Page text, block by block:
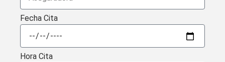
Fecha Cita
Hora Cita